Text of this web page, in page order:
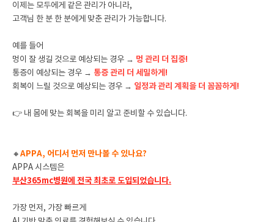
이제는 모두에게 같은 관리가 아니라,
고객님 한 분 한 분에게 맞춘 관리가 가능합니다.
예를 들어
멍이 잘 생길 것으로 예상되는 경우 → 멍 관리 더 집중!
통증이 예상되는 경우 → 통증 관리 더 세밀하게!
회복이 느릴 것으로 예상되는 경우 → 일정과 관리 계획을 더 꼼꼼하게!
👉 내 몸에 맞는 회복을 미리 알고 준비할 수 있습니다.
🔸APPA, 어디서 먼저 만나볼 수 있나요?
APPA 시스템은
부산365mc병원에 전국 최초로 도입되었습니다.
가장 먼저, 가장 빠르게